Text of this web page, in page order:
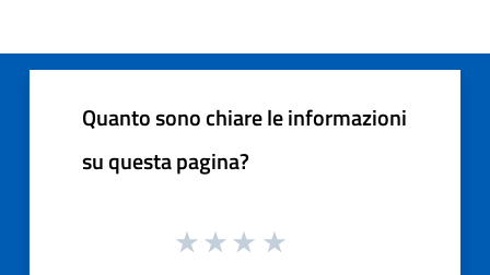
Quanto sono chiare le informazioni
su questa pagina?